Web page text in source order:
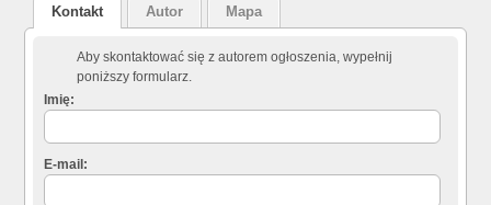
Kontakt Autor Mapa
Aby skontaktować się z autorem ogłoszenia, wypełnij
poniższy formularz.
Imię:
E-mail: